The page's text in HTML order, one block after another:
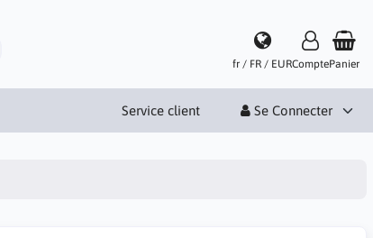
fr / FR / EURComptePanier
Service client Se Connecter